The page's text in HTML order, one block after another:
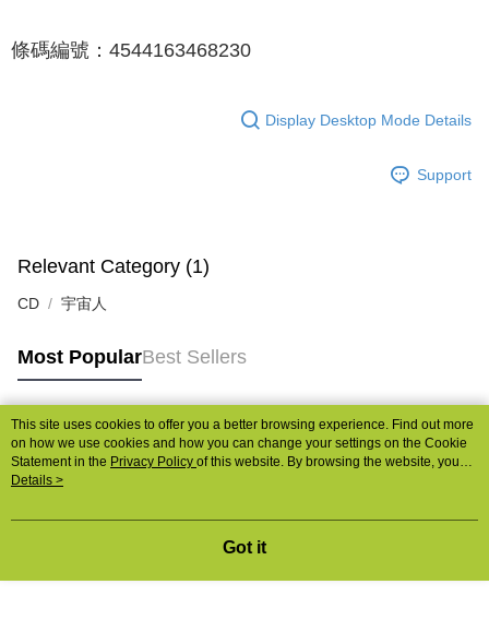
條碼編號： 4544163468230
Display Desktop Mode Details
Support
Relevant Category (1)
CD 宇宙人
Most PopularBest Sellers
Popular Tags
This site uses cookies to offer you a better browsing experience. Find out more
on how we use cookies and how you can change your settings on the Cookie
Statement in the Privacy Policy of this website. By browsing the website, you
agree to our use of cookies as described in our Cookie Statement.
Details >
Got it